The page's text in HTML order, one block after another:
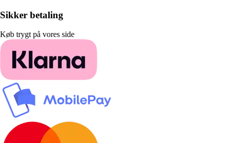
Sikker betaling
Køb trygt på vores side